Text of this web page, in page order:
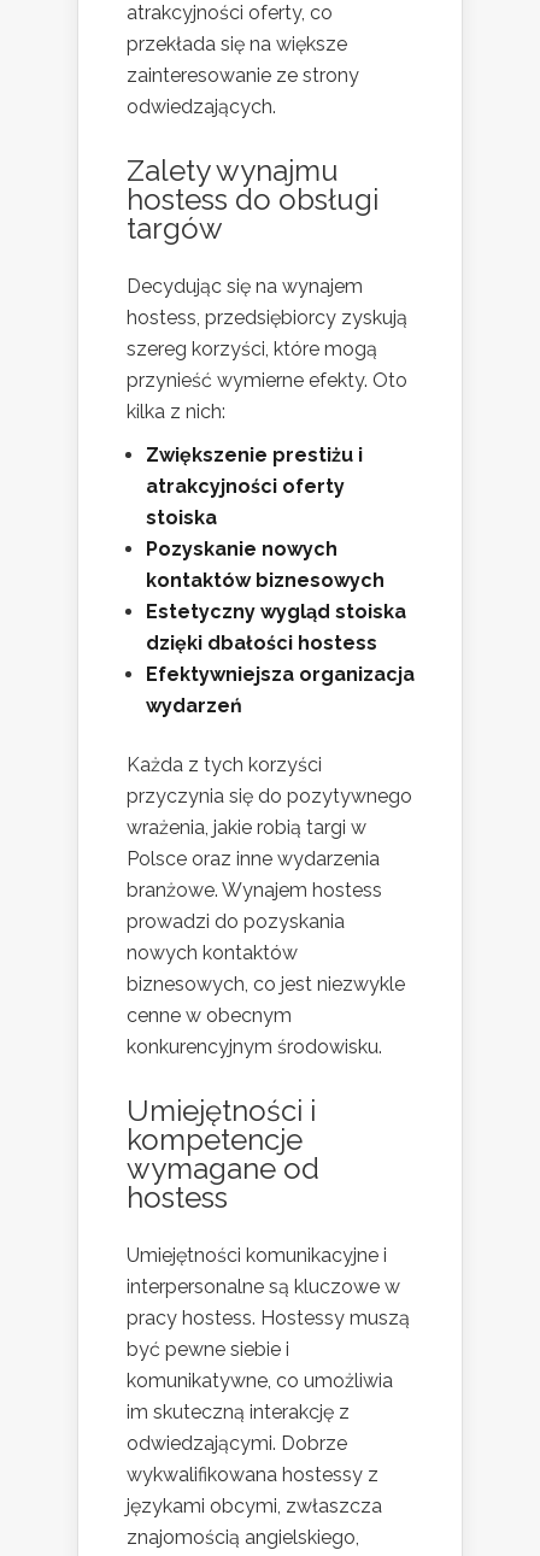
atrakcyjności oferty, co
przekłada się na większe
zainteresowanie ze strony
odwiedzających.
Zalety wynajmu
hostess do obsługi
targów
Decydując się na wynajem
hostess, przedsiębiorcy zyskują
szereg korzyści, które mogą
przynieść wymierne efekty. Oto
kilka z nich:
Zwiększenie prestiżu i
atrakcyjności oferty
stoiska
Pozyskanie nowych
kontaktów biznesowych
Estetyczny wygląd stoiska
dzięki dbałości hostess
Efektywniejsza organizacja
wydarzeń
Każda z tych korzyści
przyczynia się do pozytywnego
wrażenia, jakie robią targi w
Polsce oraz inne wydarzenia
branżowe. Wynajem hostess
prowadzi do pozyskania
nowych kontaktów
biznesowych, co jest niezwykle
cenne w obecnym
konkurencyjnym środowisku.
Umiejętności i
kompetencje
wymagane od
hostess
Umiejętności komunikacyjne i
interpersonalne są kluczowe w
pracy hostess. Hostessy muszą
być pewne siebie i
komunikatywne, co umożliwia
im skuteczną interakcję z
odwiedzającymi. Dobrze
wykwalifikowana hostessy z
językami obcymi, zwłaszcza
znajomością angielskiego,